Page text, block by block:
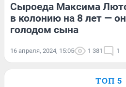
Сыроеда Максима
в колонию на 8 лет —
голодом сына
16 апреля, 2024, 15:05 1 381 1
ТОП 5